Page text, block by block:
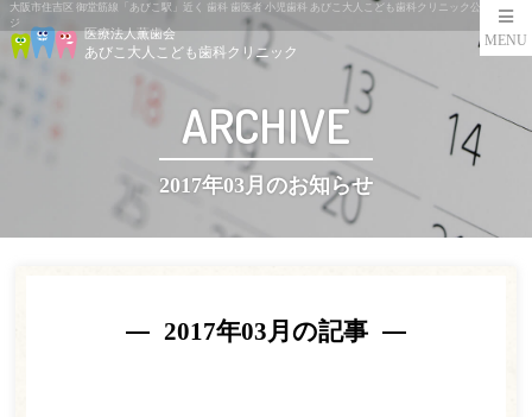
大阪市住吉区 御堂筋線「あびこ駅」近く 歯科 歯医者 小児歯科 あびこ大人こども歯科クリニック公式ペー
ジ
医療法人薫歯会
あびこ大人こども歯科クリニック
MENU
ARCHIVE
2017年03月のお知らせ
2017年03月の記事